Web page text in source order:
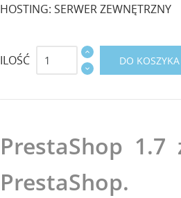
HOSTING: SERWER ZEWNĘTRZNY
ILOŚĆ DO KOSZYKA
PrestaShop 1.7
PrestaShop.